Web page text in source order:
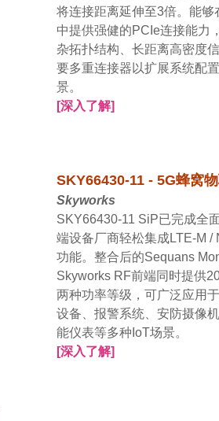
将连接距离延伸至3倍。能够
中提供强健的PCIe连接能力
杂拓扑结构、长距离高密度
要多重连接器以扩展系统配
景。
[深入了解]
SKY66430-11 - 5G蜂窝
Skyworks
SKY66430-11 SiP已完成全
端设备厂商轻松集成LTE-M /
功能。整合后的Sequans
Skyworks RF前端同时提供
两种功率等级，可广泛应用
设备、报警系统、安防摄像
能仪表等多种IoT场景。
[深入了解]